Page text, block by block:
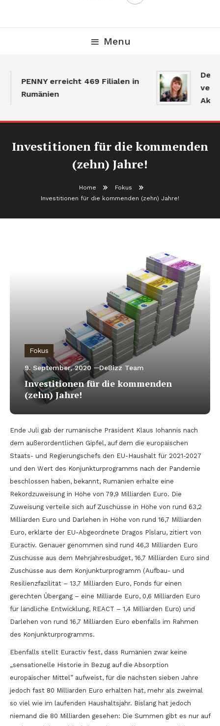
Menu
PENNY erreicht 469 Filialen in
Rumänien
Der
Investitionen für die kommenden
(zehn) Jahre!
Home
Fokus
Investitionen für die kommenden (zehn) Jahre!
Fokus
9. September, 2020 DeBizz Team
Investitionen für die kommenden
(zehn) Jahre!
Ende Juli gab der rumänische Präsident Klaus Iohannis nach
dem außerordentlichen Gipfel, auf dem die europäischen
Staats- und Regierungschefs den EU-Haushalt für 2021-2027
und den Wert des Konjunkturprogramms nach der Pandemie
beschlossen haben, bekannt, Rumänien erhalte eine
Rekordzuweisung in Höhe von 79,9 Milliarden Euro. Die
Zuweisung verteile sich auf Zuschüsse in Höhe von rund 63,2
Milliarden Euro und Darlehen in Höhe von rund 16,7 Milliarden
Euro, erklärte der EU-Abgeordnete Dragos Pîslaru, zitiert von
Euractiv. Genauer genommen sind rund 46,3 Milliarden Euro
Zuschüsse aus dem Mehrjahresbudget, 16,7 Milliarden Euro sind
Zuschüsse aus dem Konjunkturprogramm (Aufbau- und
Resilienzfazilität – 13,7 Milliarden Euro, Fonds für einen
gerechten Übergang – eine Milliarde Euro, 0,6 Milliarden Euro
für ländliche Entwicklung, REACT – 1,4 Milliarden Euro) und
Darlehen von rund 16,7 Milliarden Euro ebenfalls im Rahmen
des Konjunkturprogramms.
Ebenfalls stellt Euractiv fest, dass Rumänien zwar keine
„sensationelle Historie in Bezug auf die Absorption
europäischer Mittel” aufweist, für die nächsten sieben Jahre
jedoch fast 80 Milliarden Euro erhalten hat, mehr als zweimal
so viel wie im laufenden Haushaltsjahr. Bislang hat jedoch
niemand die 80 Milliarden gesehen: Die Summen gibt es nur auf